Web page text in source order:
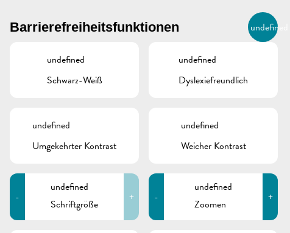
DE
BIERGER.REMICH.LU
Barrierefreiheitsfunktionen undefined
undefined
Schwarz-Weiß
undefined
Dyslexiefreundlich
undefined
Umgekehrter Kontrast
undefined
Weicher Kontrast
-
undefined
Schriftgröße
+ -
undefined
Zoomen
+